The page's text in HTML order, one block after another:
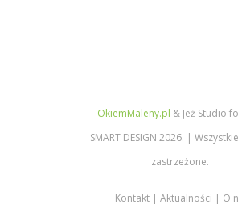
OkiemMaleny.pl & Jeż Studio
SMART DESIGN 2026. |
zastrzeżone.
Kontakt Aktualności O